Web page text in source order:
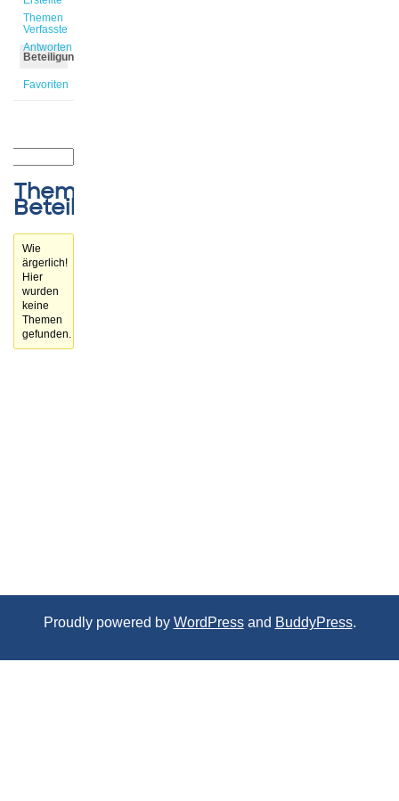
Themen
Verfasste
Antworten
Beteiligungen
Favoriten
Themen-
Beteiligungen
Wie
ärgerlich!
Hier
wurden
keine
Themen
gefunden.
Proudly powered by WordPressand BuddyPress.